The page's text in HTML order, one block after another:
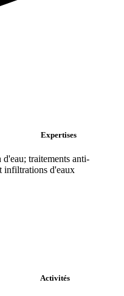
Expertises
traitements anti-
infiltrations d'eaux
Activités